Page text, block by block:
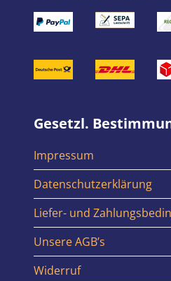
Gesetzl.
Impressum
Datenschutzerklärung
Liefer- und
Unsere AGB’s
Widerruf